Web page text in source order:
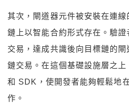
其次，閘道器元件被安裝在連
鏈上以智能合約形式存在。驗證
交易，達成共識後向目標鏈的
鏈交易。在這個基礎設施層之
和 SDK，使開發者能夠輕鬆地
作。